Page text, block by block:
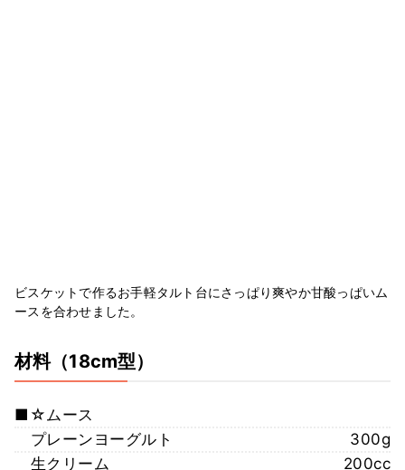
ビスケットで作るお手軽タルト台にさっぱり爽やか甘酸っぱいム
ースを合わせました。
材料（18cm型）
■☆ムース
プレーンヨーグルト
300g
生クリーム
200cc